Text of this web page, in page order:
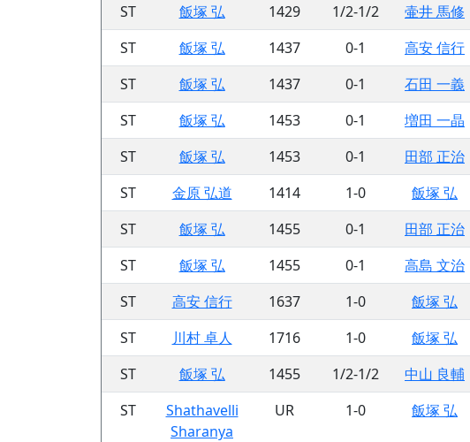
ST 飯塚 弘 1429 1/2-1/2 壷井 馬修
ST
飯塚 弘 1437 0-1 高安 信行
ST
飯塚 弘 1437 0-1 石田 一義
ST
飯塚 弘 1453 0-1 増田 一晶
ST
飯塚 弘 1453 0-1 田部 正治
ST
金原 弘道 1414 1-0 飯塚 弘
ST
飯塚 弘 1455 0-1 田部 正治
ST
飯塚 弘 1455 0-1 高島 文治
ST
高安 信行 1637 1-0 飯塚 弘
ST
川村 卓人 1716 1-0 飯塚 弘
ST
飯塚 弘 1455 1/2-1/2 中山 良輔
ST
Shathavelli
Sharanya
UR 1-0 飯塚 弘